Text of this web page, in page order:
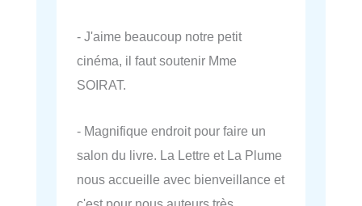
- J'aime beaucoup notre petit
cinéma, il faut soutenir Mme
SOIRAT.
- Magnifique endroit pour faire un
salon du livre. La Lettre et La Plume
nous accueille avec bienveillance et